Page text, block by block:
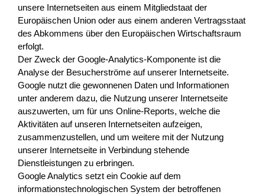
unsere Internetseiten aus einem Mitgliedstaat der
Europäischen Union oder aus einem anderen Vertragsstaat
des Abkommens über den Europäischen Wirtschaftsraum
erfolgt.
Der Zweck der Google-Analytics-Komponente ist die
Analyse der Besucherströme auf unserer Internetseite.
Google nutzt die gewonnenen Daten und Informationen
unter anderem dazu, die Nutzung unserer Internetseite
auszuwerten, um für uns Online-Reports, welche die
Aktivitäten auf unseren Internetseiten aufzeigen,
zusammenzustellen, und um weitere mit der Nutzung
unserer Internetseite in Verbindung stehende
Dienstleistungen zu erbringen.
Google Analytics setzt ein Cookie auf dem
informationstechnologischen System der betroffenen